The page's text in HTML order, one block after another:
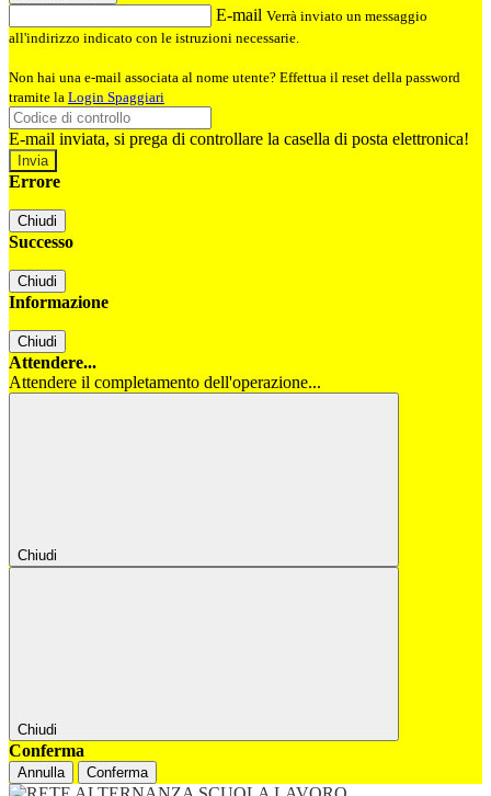
E-mail Verrà inviato un messaggio
all'indirizzo indicato con le istruzioni necessarie.
Non hai una e-mail associata al nome utente? Effettua il reset della password
tramite la Login Spaggiari
E-mail inviata, si prega di controllare la casella di posta elettronica!
Errore
Chiudi
Successo
Chiudi
Informazione
Chiudi
Attendere...
Attendere il completamento dell'operazione...
Chiudi
Chiudi
Conferma
Annulla Conferma